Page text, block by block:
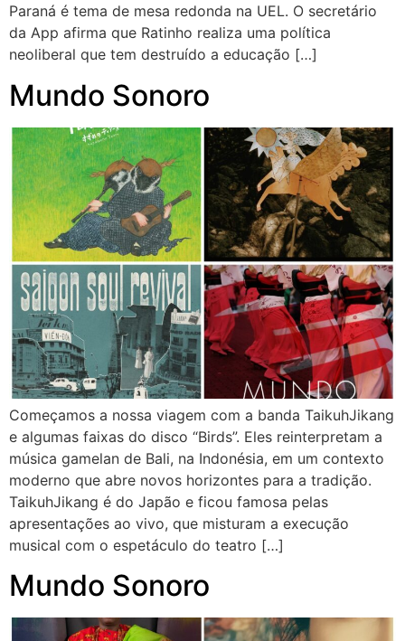
Paraná é tema de mesa redonda na UEL. O secretário
da App afirma que Ratinho realiza uma política
neoliberal que tem destruído a educação […]
Mundo Sonoro
Começamos a nossa viagem com a banda TaikuhJikang
e algumas faixas do disco “Birds”. Eles reinterpretam a
música gamelan de Bali, na Indonésia, em um contexto
moderno que abre novos horizontes para a tradição.
TaikuhJikang é do Japão e ficou famosa pelas
apresentações ao vivo, que misturam a execução
musical com o espetáculo do teatro […]
Mundo Sonoro